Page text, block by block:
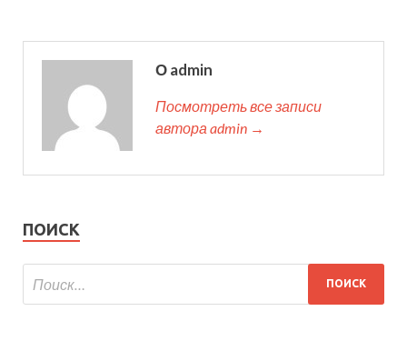
О admin
Посмотреть все записи
автора admin →
ПОИСК